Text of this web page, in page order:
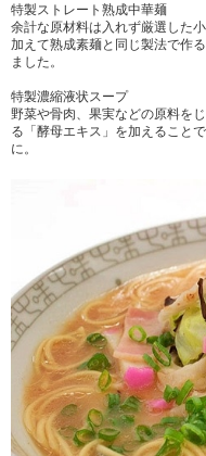
特製ストレート熟成中華麺
余計な原材料は入れず厳選した
加えて熟成素麺と同じ製法で作
ました。
特製濃縮液状スープ
野菜や骨肉、果実などの原料を
る「酵母エキス」を加えること
に。